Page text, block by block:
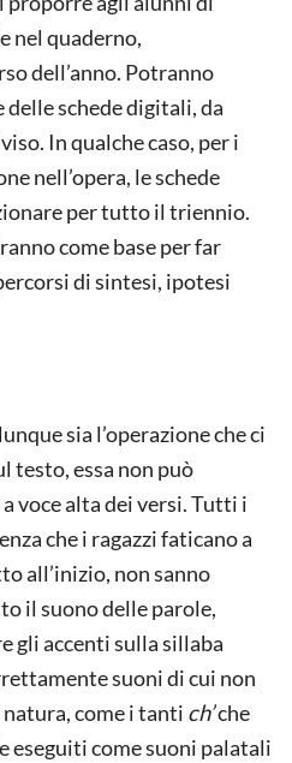
nel quaderno,
dell’anno. Potranno
delle schede digitali, da
In qualche caso, per i
nell’opera, le schede
per tutto il triennio.
come base per far
di sintesi, ipotesi
sia l’operazione che ci
testo, essa non può
voce alta dei versi. Tutti i
che i ragazzi faticano a
all’inizio, non sanno
il suono delle parole,
gli accenti sulla sillaba
suoni di cui non
come i tanti ch’che
eseguiti come suoni palatali